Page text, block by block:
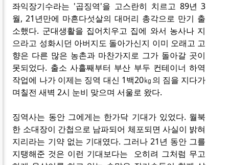
좌익장기수라는 '곱징역'을 고스란히 치르고 89년 3
월, 21년만에 마흔다섯살의 대머리 총각으로 만기 출
소했다. 군대생활을 집어치우고 집에 와서 농사나 지
으라고 성화시던 아버지도 돌아가신지 이미 오래고 고
향은 다른 많은 농촌과 마찬가지로 그가 돌아갈 곳이
못되었다. 출소 사흘째부터 부산 부두 컨테이너 하역
작업에 나가 이제는 징역 대신 1백20㎏의 짐을 지다가
며칠전 새벽 2시 눈비 맞으며 서울로 왔다.
징역사는 동안 그에게는 한가닥 기대가 있었다. 월북
한 소대장이 간첩으로 남파되어 체포되면 사실이 밝혀
지리라는 기약 없는 기대였다. 그러나 21년 동안 그를
지탱해준 것은 이런 기대보다는 오히려 그처럼 무고